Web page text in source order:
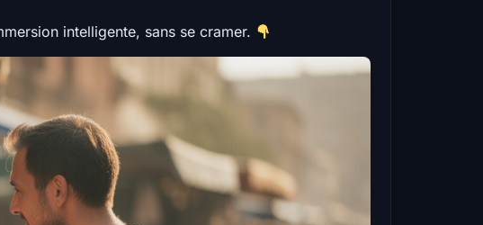
intelligente, sans se cramer.